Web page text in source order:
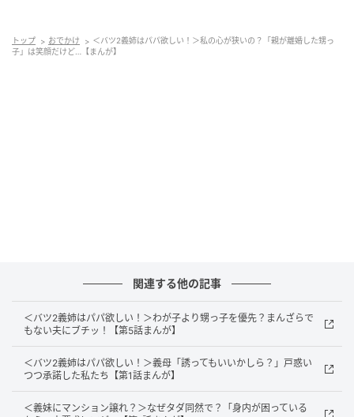
夫は子どもの面倒見がいいので、一緒に行くといつも
甥っ子たちが取り合っています。まだ小さいウチの子
出典：select.mamastar.jp
トップ おでかけ
＜バツ2義姉はパパ欲しい！＞私の心が狭いの？「親が離婚した甥っ
子」は笑顔だけど…【まんが】
関連する他の記事
＜バツ2義姉はパパ欲しい！＞わが子より甥っ子を優先？まんざらで
もない夫にブチッ！【第5話まんが】
＜バツ2義姉はパパ欲しい！＞義母「誘ってもいいかしら？」戸惑い
つつ承諾した私たち【第1話まんが】
＜義妹にマンション譲れ？＞なぜタダ同然で？「身内が困っている